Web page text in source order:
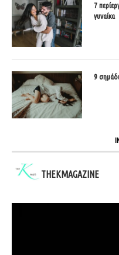
7
γυναίκα
9
THEKMAGAZINE